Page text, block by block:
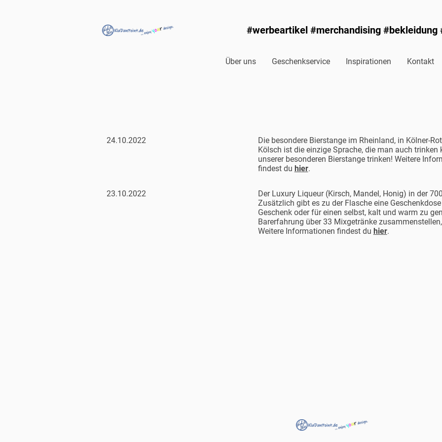
#werbeartikel #merchandising #bekleidung
Über uns Geschenkservice Inspirationen Kontakt
24.10.2022
Die besondere Bierstange im Rheinland, in Kölner-
Kölsch ist die einzige Sprache, die man auch
unserer besonderen Bierstange trinken! Weitere
findest du hier.
23.10.2022
Der Luxury Liqueur (Kirsch, Mandel, Honig) in der
Zusätzlich gibt es zu der Flasche eine
Geschenk oder für einen selbst, kalt und warm zu
Barerfahrung über 33 Mixgetränke
Weitere Informationen findest du hier.